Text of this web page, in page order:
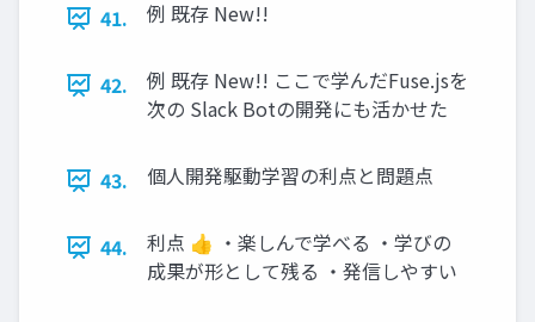
41. 例 既存 New!!
42.
例 既存 New!! ここで学んだFuse.jsを
次の Slack Botの開発にも活かせた
43. 個人開発駆動学習の利点と問題点
44.
利点 👍 ・楽しんで学べる ・学びの
成果が形として残る ・発信しやすい